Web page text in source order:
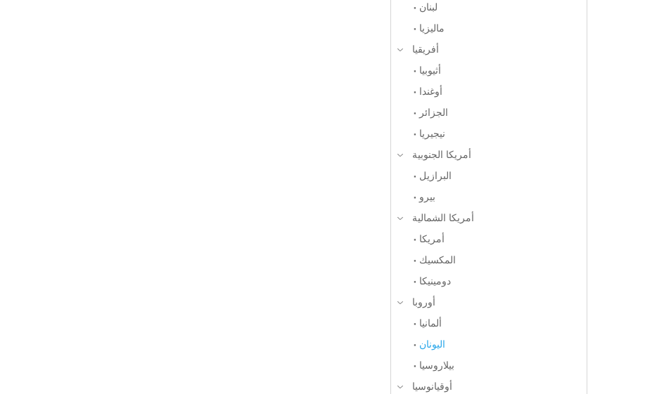
لبنان
ماليزيا
أفريقيا
أثيوبيا
أوغندا
الجزائر
نيجيريا
أمريكا الجنوبية
البرازيل
بيرو
أمريكا الشمالية
أمريكا
المكسيك
دومينيكا
أوروبا
ألمانيا
اليونان
بيلاروسيا
أوقيانوسيا